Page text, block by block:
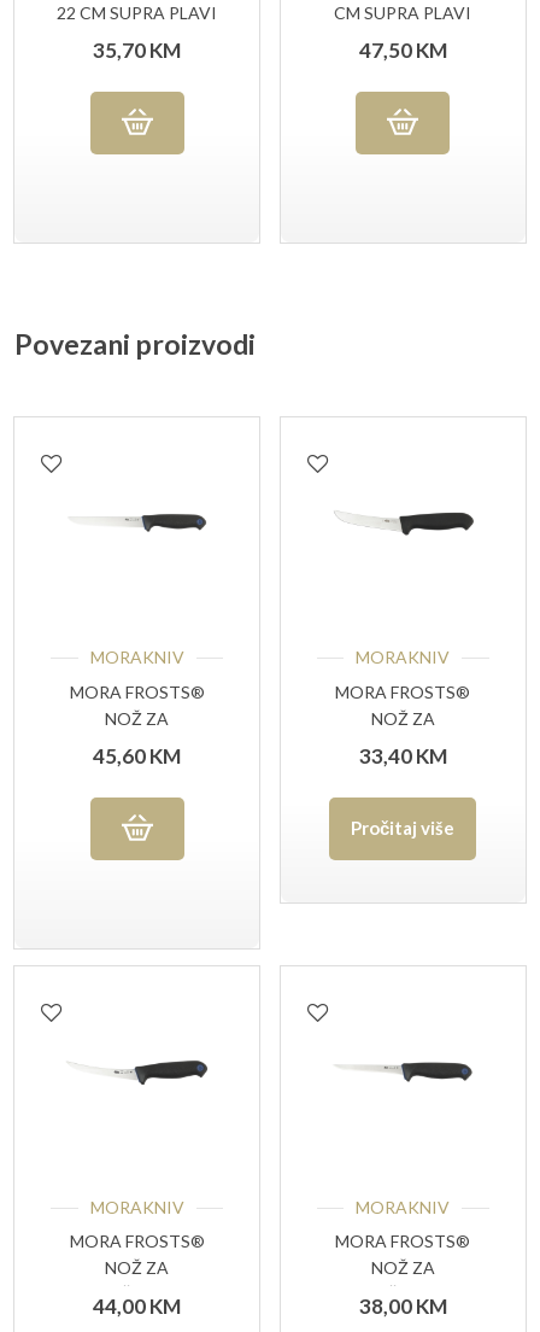
22 CM SUPRA PLAVI
35,70KM
CM SUPRA PLAVI
47,50KM
Povezani proizvodi
MORAKNIV
MORA FROSTS®
NOŽ ZA
ISKOŠTAVANJE 7179
45,60KM
MORAKNIV
MORA FROSTS®
NOŽ ZA
OTKOŠTAVANJE
7132 UG
33,40KM
Pročitaj više
MORAKNIV
MORA FROSTS®
NOŽ ZA
ZAKRIVLJENI 9154
44,00KM
MORAKNIV
MORA FROSTS®
NOŽ ZA
7151 PG
38,00KM